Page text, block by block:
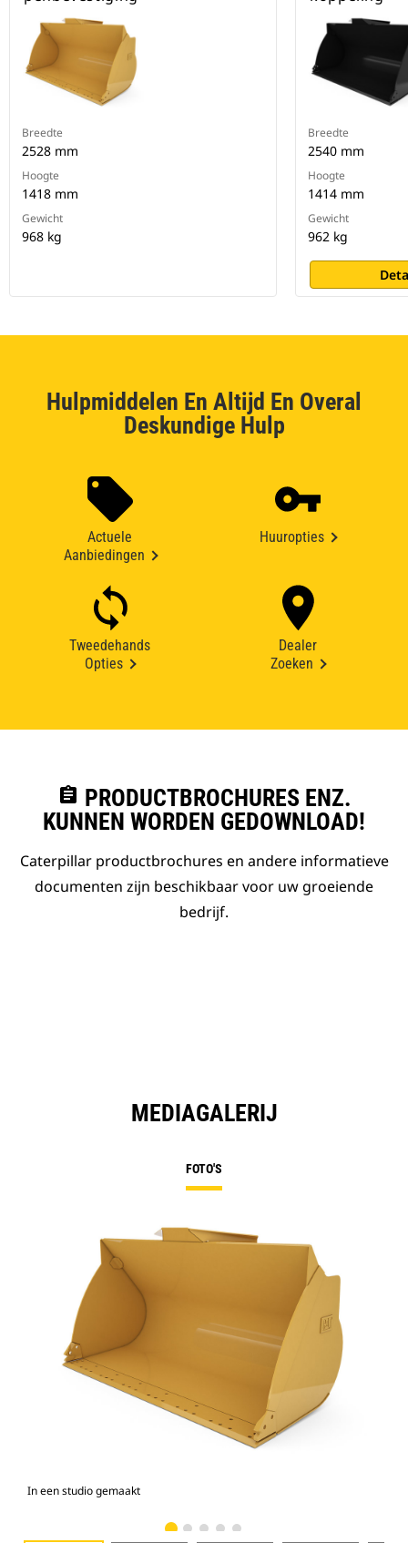
Breedte
2528 mm
Hoogte
1418 mm
Gewicht
968 kg
Breedte
2540 mm
Hoogte
1414 mm
Gewicht
962 kg
Hulpmiddelen En Altijd En Overal
Deskundige Hulp
Actuele
Aanbiedingen
Huuropties
Tweedehands
Opties
Dealer
Zoeken
assignment PRODUCTBROCHURES ENZ.
KUNNEN WORDEN GEDOWNLOAD!
Caterpillar productbrochures en andere informatieve
documenten zijn beschikbaar voor uw groeiende
bedrijf.
MEDIAGALERIJ
FOTO'S
In een studio gemaakt